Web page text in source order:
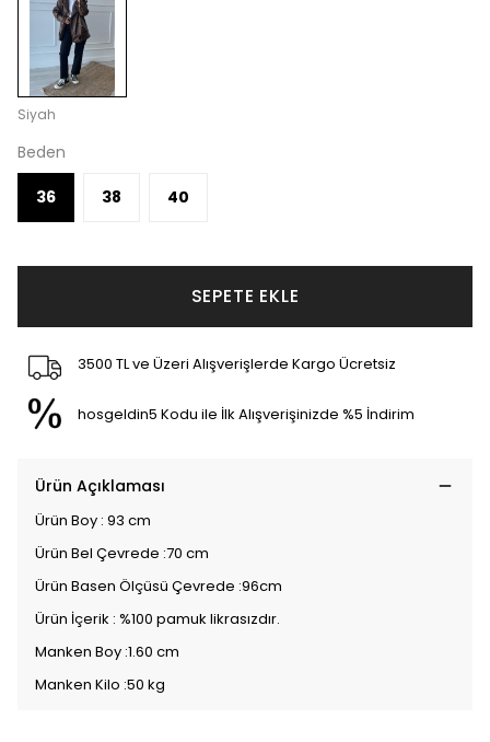
Siyah
Beden
36 38 40
SEPETE EKLE
3500 TL ve Üzeri Alışverişlerde Kargo Ücretsiz
hosgeldin5 Kodu ile İlk Alışverişinizde %5 İndirim
Ürün Açıklaması
Ürün Boy : 93 cm
Ürün Bel Çevrede :70 cm
Ürün Basen Ölçüsü Çevrede :96cm
Ürün İçerik : %100 pamuk likrasızdır.
Manken Boy :1.60 cm
Manken Kilo :50 kg